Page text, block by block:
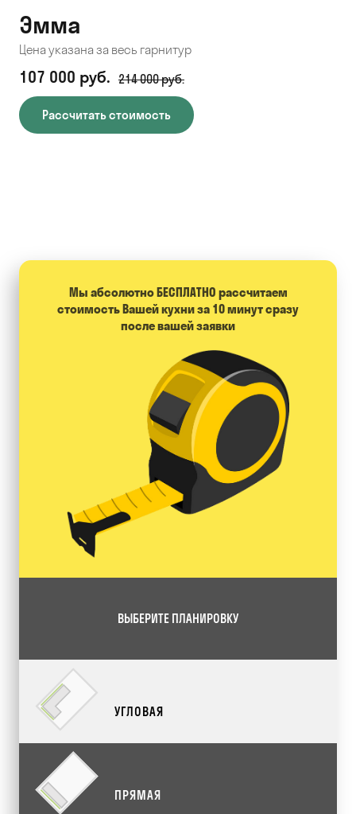
Эмма
Цена указана за весь гарнитур
107 000 руб. 214 000 руб.
Рассчитать стоимость
Мы абсолютно БЕСПЛАТНО расcчитаем
стоимость Вашей кухни за 10 минут сразу
после вашей заявки
ВЫБЕРИТЕ ПЛАНИРОВКУ
УГЛОВАЯ
ПРЯМАЯ